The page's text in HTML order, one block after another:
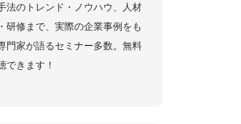
法のトレンド・ノウハウ、人材
研修まで、実際の企業事例をも
門家が語るセミナー多数。無料
できます！